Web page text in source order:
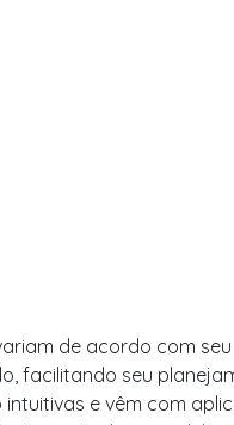
de acordo com
facilitando seu
intuitivas e vêm com